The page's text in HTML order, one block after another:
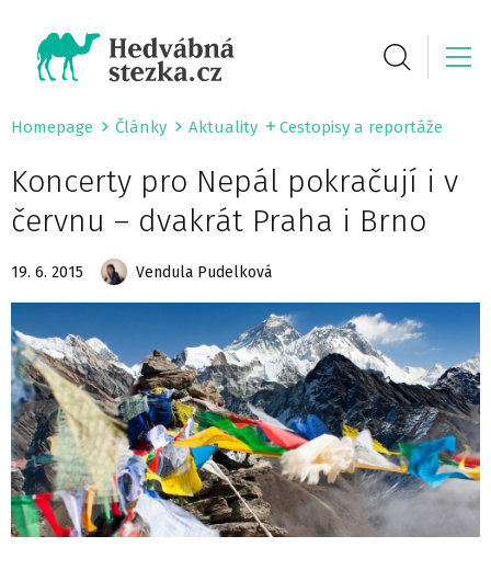
Homepage Články Aktuality Cestopisy a reportáže
Koncerty pro Nepál pokračují i v
červnu – dvakrát Praha i Brno
19. 6. 2015 Vendula Pudelková